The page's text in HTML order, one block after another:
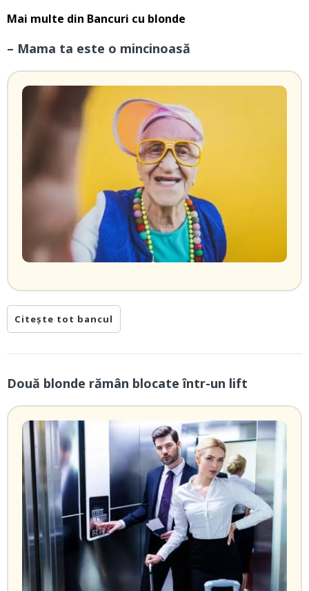
Mai multe din Bancuri cu blonde
– Mama ta este o mincinoasă
Citește tot bancul
Două blonde rămân blocate într-un lift